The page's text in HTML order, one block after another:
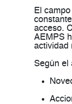
El
acceso.
AEMPS
actividad
Según el